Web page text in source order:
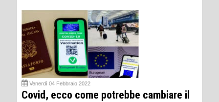
Venerdì 04 Febbraio 2022
Covid, ecco come potrebbe cambiare il